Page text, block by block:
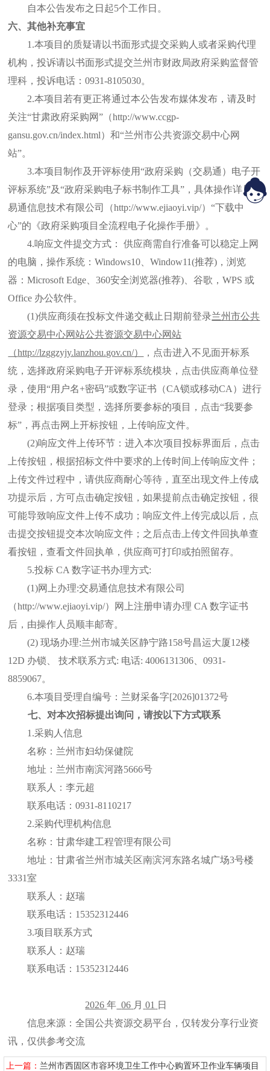
自本公告发布之日起5个工作日。
六、其他补充事宜
1.本项目的质疑请以书面形式提交采购人或者采购代理
机构，投诉请以书面形式提交兰州市财政局政府采购监督管
理科，投诉电话：0931-8105030。
2.本项目若有更正将通过本公告发布媒体发布，请及时
关注“甘肃政府采购网”（http://www.ccgp-
gansu.gov.cn/index.html）和“兰州市公共资源交易中心网
站”。
3.本项目制作及开评标使用“政府采购（交易通）电子开
评标系统”及“政府采购电子标书制作工具”，具体操作详见交
易通信息技术有限公司（http://www.ejiaoyi.vip/）“下载中
心”的《政府采购项目全流程电子化操作手册》。
4.响应文件提交方式： 供应商需自行准备可以稳定上网
的电脑，操作系统：Windows10、Window11(推荐)，浏览
器：Microsoft Edge、360安全浏览器(推荐)、谷歌，WPS 或
Office 办公软件。
(1)供应商须在投标文件递交截止日期前登录兰州市公共
资源交易中心网站公共资源交易中心网站
（http://lzggzyjy.lanzhou.gov.cn/）
，点击进入不见面开标系
统，选择政府采购电子开评标系统模块，点击供应商单位登
录，使用“用户名+密码”或数字证书（CA锁或移动CA）进行
登录；根据项目类型，选择所要参标的项目，点击“我要参
标”，再点击网上开标按钮，上传响应文件。
(2)响应文件上传环节：进入本次项目投标界面后，点击
上传按钮，根据招标文件中要求的上传时间上传响应文件；
上传文件过程中，请供应商耐心等待，直至出现文件上传成
功提示后，方可点击确定按钮，如果提前点击确定按钮，很
可能导致响应文件上传不成功；响应文件上传完成以后，点
击提交按钮提交本次响应文件；之后点击上传文件回执单查
看按钮，查看文件回执单，供应商可打印或拍照留存。
5.投标 CA 数字证书办理方式:
(1)网上办理:交易通信息技术有限公司
（http://www.ejiaoyi.vip/）网上注册申请办理 CA 数字证书
后，由操作人员顺丰邮寄。
(2) 现场办理:兰州市城关区静宁路158号昌运大厦12楼
12D 办锁、 技术联系方式: 电话: 4006131306、0931-
8859067。
6.本项目受理自编号：兰财采备字[2026]01372号
七、对本次招标提出询问，请按以下方式联系
1.采购人信息
名称：兰州市妇幼保健院
地址：兰州市南滨河路5666号
联系人：李元超
联系电话：0931-8110217
2.采购代理机构信息
名称：甘肃华建工程管理有限公司
地址：甘肃省兰州市城关区南滨河东路名城广场3号楼
3331室
联系人：赵瑞
联系电话： 15352312446
3.项目联系方式
联系人：赵瑞
联系电话： 15352312446
2026 年 06 月 01 日
信息来源：全国公共资源交易平台，仅转发分享行业资
讯，仅供参考交流
上一篇： 兰州市西固区市容环境卫生工作中心购置环卫作业车辆项目